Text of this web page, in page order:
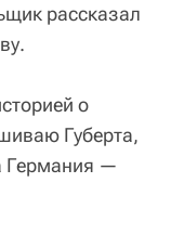
рассказал
о
Губерта,
Германия —